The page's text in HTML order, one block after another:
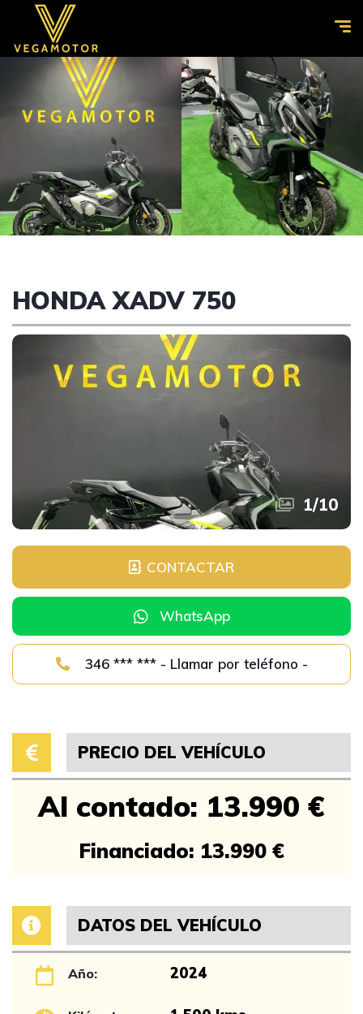
HONDA XADV 750
1/10
CONTACTAR
WhatsApp
346 *** *** - Llamar por teléfono -
PRECIO DEL VEHÍCULO
Al contado: 13.990 €
Financiado: 13.990 €
DATOS DEL VEHÍCULO
Año: 2024